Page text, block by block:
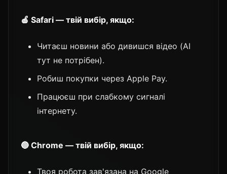
🍎 Safari — твій вибір, якщо:
Читаєш новини або дивишся відео (AI
тут не потрібен).
Робиш покупки через Apple Pay.
Працюєш при слабкому сигналі
інтернету.
🔵 Chrome — твій вибір, якщо:
Твоя робота зав'язана на Google